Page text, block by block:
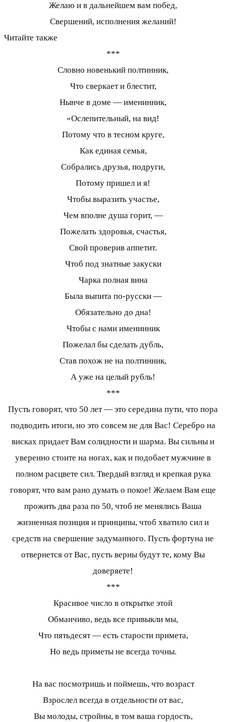
Желаю и в дальнейшем вам побед,
Свершений, исполнения желаний!
Читайте также
***
Словно новенький полтинник,
Что сверкает и блестит,
Нынче в доме — именинник,
«Ослепительный, на вид!
Потому что в тесном круге,
Как единая семья,
Собрались друзья, подруги,
Потому пришел и я!
Чтобы выразить участье,
Чем вполне душа горит, —
Пожелать здоровья, счастья,
Свой проверив аппетит.
Чтоб под знатные закуски
Чарка полная вина
Была выпита по-русски —
Обязательно до дна!
Чтобы с нами именинник
Пожелал бы сделать дубль,
Став похож не на полтинник,
А уже на целый рубль!
***
Пусть говорят, что 50 лет — это середина пути, что пора
подводить итоги, но это совсем не для Вас! Серебро на
висках придает Вам солидности и шарма. Вы сильны и
уверенно стоите на ногах, как и подобает мужчине в
полном расцвете сил. Твердый взгляд и крепкая рука
говорят, что вам рано думать о покое! Желаем Вам еще
прожить два раза по 50, чтоб не менялись Ваша
жизненная позиция и принципы, чтоб хватило сил и
средств на свершение задуманного. Пусть фортуна не
отвернется от Вас, пусть верны будут те, кому Вы
доверяете!
***
Красивое число в открытке этой
Обманчиво, ведь все привыкли мы,
Что пятьдесят — есть старости примета,
Но ведь приметы не всегда точны.
На вас посмотришь и поймешь, что возраст
Взрослел всегда в отдельности от вас,
Вы молоды, стройны, в том ваша гордость,